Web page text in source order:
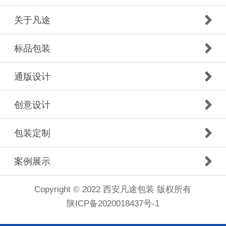
关于凡途
标品包装
通版设计
创意设计
包装定制
案例展示
Copyright © 2022 西安凡途包装 版权所有
陕ICP备2020018437号-1